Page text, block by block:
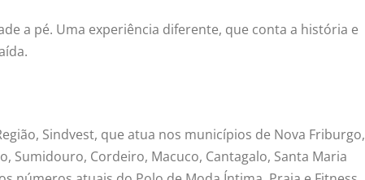
a pé. Uma experiência diferente, que conta a história e
Sindvest, que atua nos municípios de Nova Friburgo,
Sumidouro, Cordeiro, Macuco, Cantagalo, Santa Maria